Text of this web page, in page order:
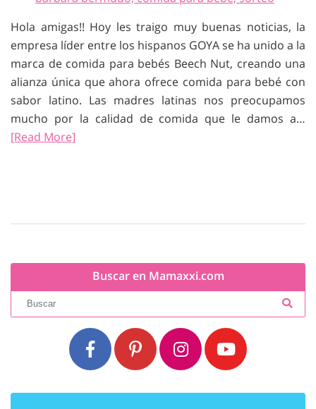
Hola amigas!! Hoy les traigo muy buenas noticias, la
empresa líder entre los hispanos GOYA se ha unido a la
marca de comida para bebés Beech Nut, creando una
alianza única que ahora ofrece comida para bebé con
sabor latino. Las madres latinas nos preocupamos
mucho por la calidad de comida que le damos a…
[Read More]
Buscar en Mamaxxi.com